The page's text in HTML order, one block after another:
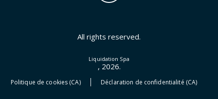
All rights reserved.
Liquidation Spa
, 2026.
Politique de cookies (CA) Déclaration de confidentialité (CA)